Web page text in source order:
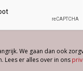
We gaan dan ook
Lees er alles over in ons